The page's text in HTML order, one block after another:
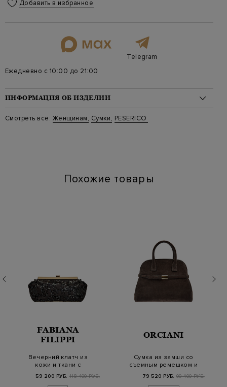
Добавить в избранное
Telegram
Ежедневно с 10:00 до 21:00
ИНФОРМАЦИЯ ОБ ИЗДЕЛИИ
Материал: кожа 70%, полиамид 14%, полиуретан 12%, металл
Смотреть все: Женщинам, Сумки, PESERICO
Похожие товары
FABIANA
FILIPPI
Вечерний клатч из
кожи и ткани с
пайетками
59 200 РУБ. 118 400 РУБ.
ORCIANI
Сумка из замши со
съемным ремешком и
79 520 РУБ. 99 400 РУБ.